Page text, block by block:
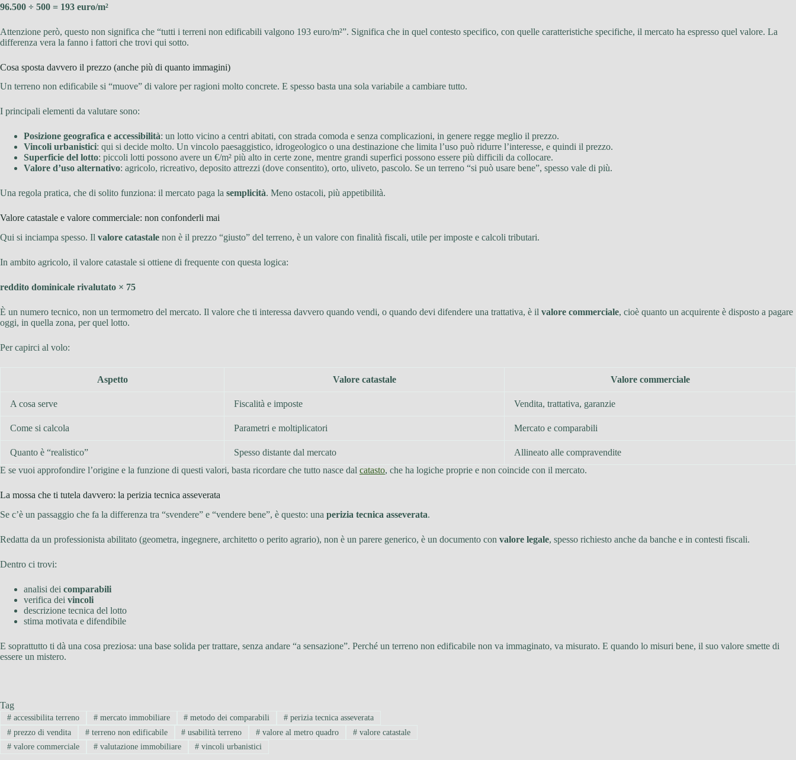
96.500 ÷ 500 = 193 euro/m²
Attenzione però, questo non significa che “tutti i terreni non edificabili valgono 193 euro/m²”. Significa che in quel contesto specifico, con quelle caratteristiche specifiche, il mercato ha espresso quel valore. La
differenza vera la fanno i fattori che trovi qui sotto.
Cosa sposta davvero il prezzo (anche più di quanto immagini)
Un terreno non edificabile si “muove” di valore per ragioni molto concrete. E spesso basta una sola variabile a cambiare tutto.
I principali elementi da valutare sono:
Posizione geografica e accessibilità: un lotto vicino a centri abitati, con strada comoda e senza complicazioni, in genere regge meglio il prezzo.
Vincoli urbanistici: qui si decide molto. Un vincolo paesaggistico, idrogeologico o una destinazione che limita l’uso può ridurre l’interesse, e quindi il prezzo.
Superficie del lotto: piccoli lotti possono avere un €/m² più alto in certe zone, mentre grandi superfici possono essere più difficili da collocare.
Valore d’uso alternativo: agricolo, ricreativo, deposito attrezzi (dove consentito), orto, uliveto, pascolo. Se un terreno “si può usare bene”, spesso vale di più.
Una regola pratica, che di solito funziona: il mercato paga la semplicità. Meno ostacoli, più appetibilità.
Valore catastale e valore commerciale: non confonderli mai
Qui si inciampa spesso. Il valore catastale non è il prezzo “giusto” del terreno, è un valore con finalità fiscali, utile per imposte e calcoli tributari.
In ambito agricolo, il valore catastale si ottiene di frequente con questa logica:
reddito dominicale rivalutato × 75
È un numero tecnico, non un termometro del mercato. Il valore che ti interessa davvero quando vendi, o quando devi difendere una trattativa, è il valore commerciale, cioè quanto un acquirente è disposto a pagare
oggi, in quella zona, per quel lotto.
Per capirci al volo:
Aspetto Valore catastale Valore commerciale
A cosa serve Fiscalità e imposte Vendita, trattativa, garanzie
Come si calcola Parametri e moltiplicatori Mercato e comparabili
Quanto è “realistico” Spesso distante dal mercato
Allineato alle compravendite
E se vuoi approfondire l’origine e la funzione di questi valori, basta ricordare che tutto nasce dal catasto, che ha logiche proprie e non coincide con il mercato.
La mossa che ti tutela davvero: la perizia tecnica asseverata
Se c’è un passaggio che fa la differenza tra “svendere” e “vendere bene”, è questo: una perizia tecnica asseverata.
Redatta da un professionista abilitato (geometra, ingegnere, architetto o perito agrario), non è un parere generico, è un documento con valore legale, spesso richiesto anche da banche e in contesti fiscali.
Dentro ci trovi:
analisi dei comparabili
verifica dei vincoli
descrizione tecnica del lotto
stima motivata e difendibile
E soprattutto ti dà una cosa preziosa: una base solida per trattare, senza andare “a sensazione”. Perché un terreno non edificabile non va immaginato, va misurato. E quando lo misuri bene, il suo valore smette di
essere un mistero.
Tag
#accessibilita terreno #mercato immobiliare # metodo dei comparabili # perizia tecnica asseverata
#prezzo di vendita #terreno non edificabile # usabilità terreno # valore al metro quadro # valore catastale
#valore commerciale #valutazione immobiliare # vincoli urbanistici